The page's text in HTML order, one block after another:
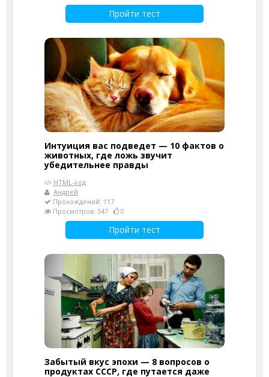
Пройти тест
Интуиция вас подведет — 10 фактов о
животных, где ложь звучит
убедительнее правды
HTML-код
Андрей
Прохождений: 117
Просмотров: 347
0
Пройти тест
Забытый вкус эпохи — 8 вопросов о
продуктах СССР, где путается даже